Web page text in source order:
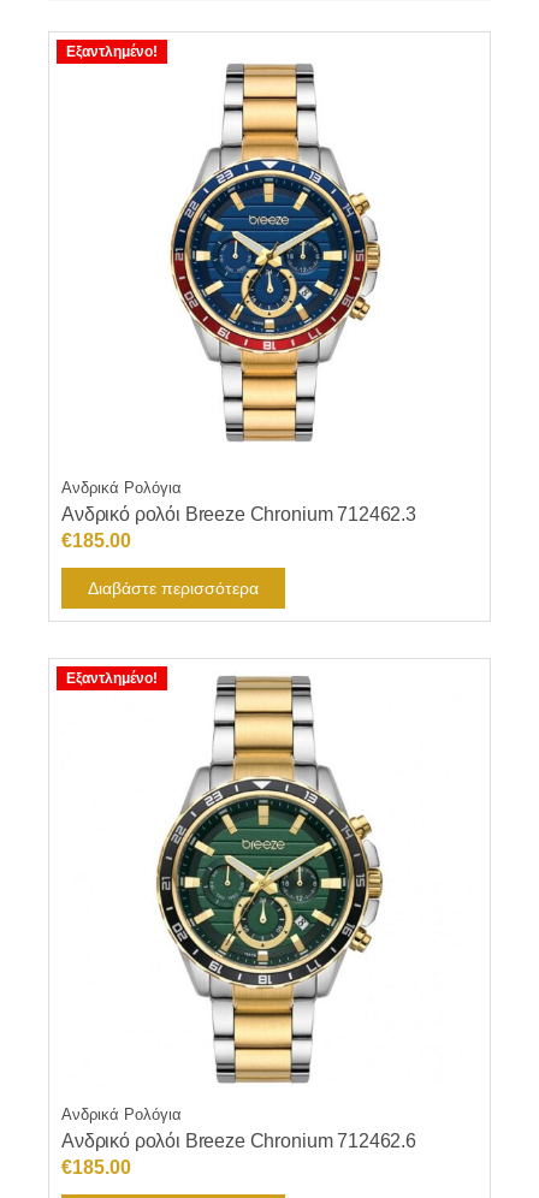
Εξαντλημένο!
Ανδρικά Ρολόγια
Ανδρικό ρολόι Breeze Chronium 712462.3
€185.00
Διαβάστε περισσότερα
Εξαντλημένο!
Ανδρικά Ρολόγια
Ανδρικό ρολόι Breeze Chronium 712462.6
€185.00